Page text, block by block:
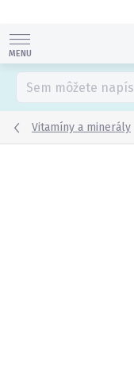
obsah
Vitamíny a minerály